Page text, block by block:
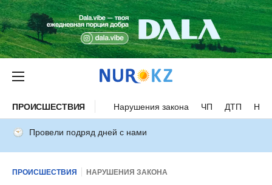
ПРОИСШЕСТВИЯ Нарушения закона ЧП ДТП
Провели подряд дней с нами
ПРОИСШЕСТВИЯ НАРУШЕНИЯ ЗАКОНА